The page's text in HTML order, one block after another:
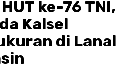
ke-76 TNI,
Kalsel
di Lanal